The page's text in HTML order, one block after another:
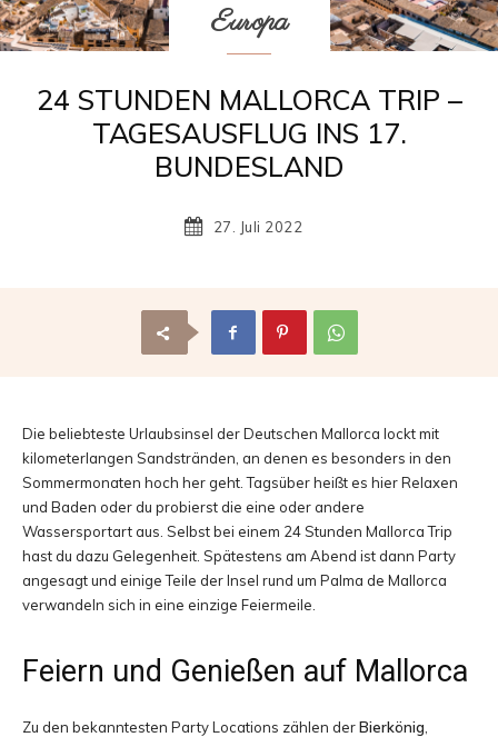
Reisemagazin
Urlaubszielen
und
Erlebnisberichten
Europa
24 STUNDEN MALLORCA TRIP –
TAGESAUSFLUG INS 17.
BUNDESLAND
27. Juli 2022
Die beliebteste Urlaubsinsel der Deutschen Mallorca lockt mit
kilometerlangen Sandstränden, an denen es besonders in den
Sommermonaten hoch her geht. Tagsüber heißt es hier Relaxen
und Baden oder du probierst die eine oder andere
Wassersportart aus. Selbst bei einem 24 Stunden Mallorca Trip
hast du dazu Gelegenheit. Spätestens am Abend ist dann Party
angesagt und einige Teile der Insel rund um Palma de Mallorca
verwandeln sich in eine einzige Feiermeile.
Feiern und Genießen auf Mallorca
Zu den bekanntesten Party Locations zählen derBierkönig